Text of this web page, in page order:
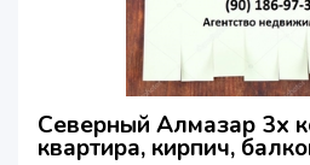
Северный Алмазар 3х
квартира, кирпич,